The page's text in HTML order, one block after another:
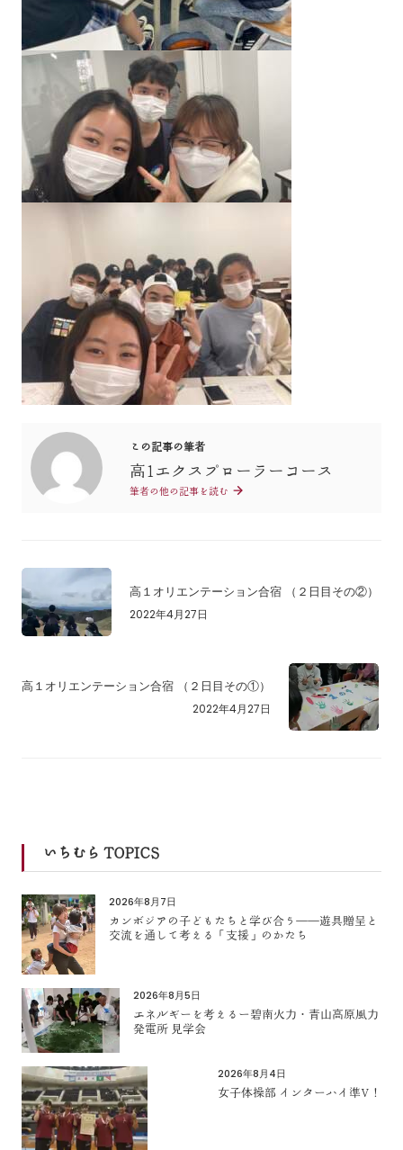
この記事の筆者
高1エクスプローラーコース
筆者の他の記事を読む
高１オリエンテーション合宿 （２日目その②）
2022年4月27日
高１オリエンテーション合宿 （２日目その①）
2022年4月27日
いちむら TOPICS
2026年8月7日
カンボジアの子どもたちと学び合う――遊具贈呈と
交流を通して考える「支援」のかたち
2026年8月5日
エネルギーを考えるー碧南火力・青山高原風力
発電所 見学会
2026年8月4日
女子体操部 インターハイ準V！